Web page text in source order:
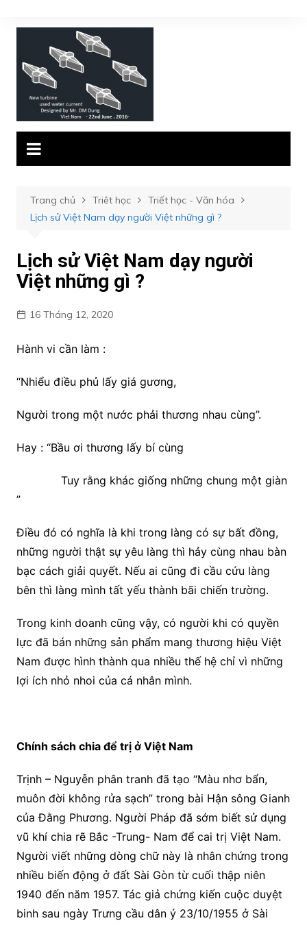
đến
Trang chủ Triêt học
Triết học - Văn hóa
Lịch sử Việt Nam dạy người Việt những gì ?
Lịch sử Việt Nam dạy người
Việt những gì ?
16 Tháng 12, 2020
Hành vi cần làm :
“Nhiểu điều phủ lấy giá gương,
Người trong một nước phải thương nhau cùng”.
Hay : “Bầu ơi thương lấy bí cùng
Tuy rằng khác giống những chung một giàn
”
Điều đó có nghĩa là khi trong làng có sự bất đồng,
những người thật sự yêu làng thì hảy cùng nhau bàn
bạc cách giải quyết. Nếu ai cũng đi cầu cứu làng
bên thì làng mình tất yếu thành bãi chiến trường.
Trong kinh doanh cũng vậy, có người khi có quyền
lực đã bán những sản phẩm mang thương hiệu Việt
Nam được hình thành qua nhiều thế hệ chỉ vì những
lợi ích nhỏ nhoi của cá nhân mình.
Chính sách chia để trị ở Việt Nam
Trịnh – Nguyễn phân tranh đã tạo “Màu nhơ bẩn,
muôn đời không rửa sạch” trong bài Hận sông Gianh
của Đằng Phương. Người Pháp đã sớm biết sử dụng
vũ khí chia rẽ Bắc -Trung- Nam để cai trị Việt Nam.
Người viết những dòng chữ này là nhân chứng trong
nhiều biến động ở đất Sài Gòn từ cuối thập niên
1940 đến năm 1957. Tác giả chứng kiến cuộc duyệt
binh sau ngày Trưng cầu dân ý 23/10/1955 ở Sài